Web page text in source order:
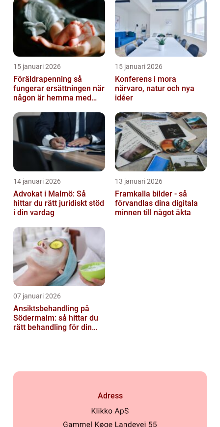
15 januari 2026
Föräldrapenning så
fungerar ersättningen när
någon är hemma med
15 januari 2026
Konferens i mora
närvaro, natur och nya
idéer
14 januari 2026
Advokat i Malmö: Så
hittar du rätt juridiskt stöd
i din vardag
13 januari 2026
Framkalla bilder - så
förvandlas dina digitala
minnen till något äkta
07 januari 2026
Ansiktsbehandling på
Södermalm: så hittar du
rätt behandling för din
Adress